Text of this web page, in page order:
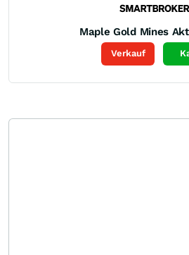
Maple Gold Mines
Verkauf